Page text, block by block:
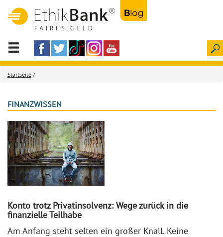
Startseite /
FINANZWISSEN
Konto trotz Privatinsolvenz: Wege zurück in die
finanzielle Teilhabe
Am Anfang steht selten ein großer Knall. Keine